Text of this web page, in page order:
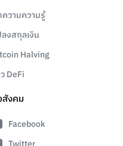
วามความรู้
งสกุลเงิน
Halving
DeFi
งคม
Facebook